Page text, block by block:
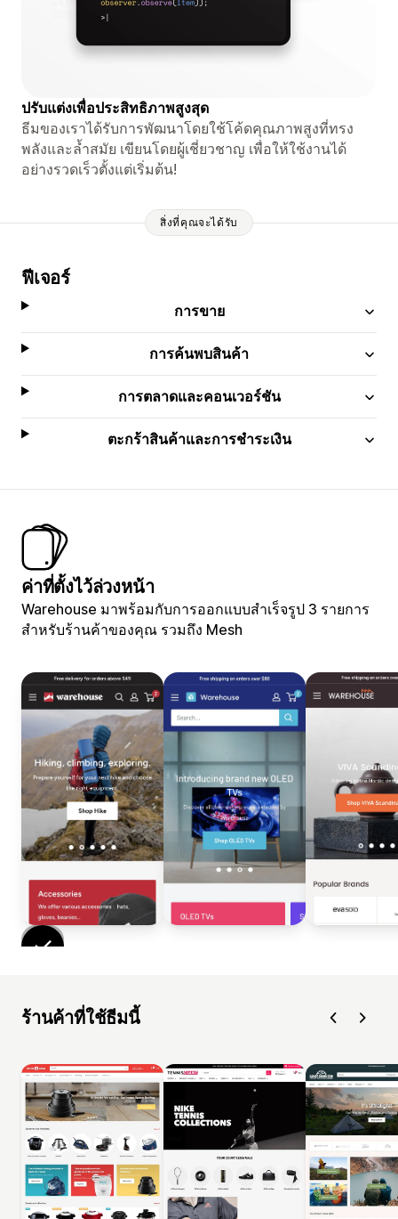
ปรับแต่งเพื่อประสิทธิภาพสูงสุด
ธีมของเราได้รับการพัฒนาโดยใช้โค้ดคุณภาพสูงที่ทรง
พลังและล้ำสมัย เขียนโดยผู้เชี่ยวชาญ เพื่อให้ใช้งานได้
อย่างรวดเร็วตั้งแต่เริ่มต้น!
สิ่งที่คุณจะได้รับ
ฟีเจอร์
การขาย
การค้นพบสินค้า
การตลาดและคอนเวอร์ชัน
ตะกร้าสินค้าและการชำระเงิน
ค่าที่ตั้งไว้ล่วงหน้า
Warehouse มาพร้อมกับการออกแบบสำเร็จรูป 3 รายการ
สำหรับร้านค้าของคุณ รวมถึง Mesh
ร้านค้าที่ใช้ธีมนี้